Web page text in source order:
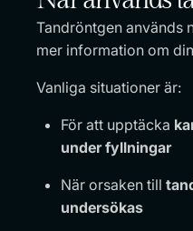
Tandröntgen används
mer information om
Vanliga situationer är:
För att upptäcka
under fyllningar
När orsaken till
undersökas